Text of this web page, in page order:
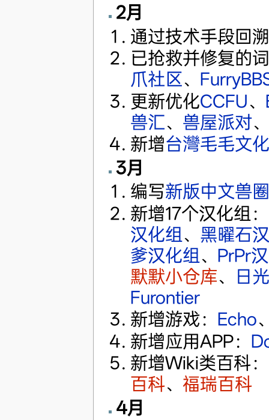
2月
通过技术手段回
已抢救并修复的
爪社区、
更新优化CCFU、
兽汇、 兽屋派对、
新增台灣毛毛文
3月
编写新版中文兽
新增17个汉化组：
汉化组、 黑曜石
爹汉化组、 PrPr
默默小仓库、
日
Furontier
新增游戏： Echo
新增应用APP：
新增Wiki类百科：
百科、 福瑞百科
4月